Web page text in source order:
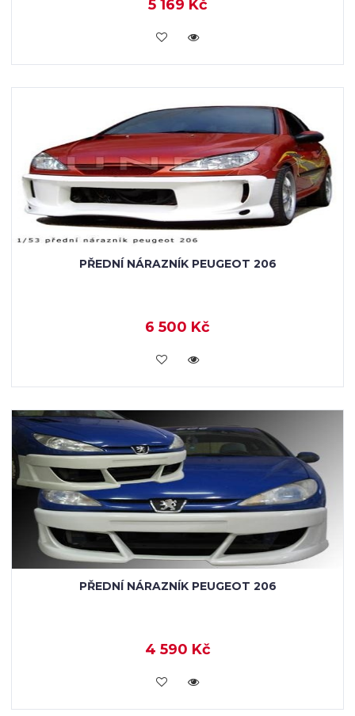
5 169 Kč
KOUPIT
PŘEDNÍ NÁRAZNÍK PEUGEOT 206
6 500 Kč
KOUPIT
PŘEDNÍ NÁRAZNÍK PEUGEOT 206
4 590 Kč
KOUPIT